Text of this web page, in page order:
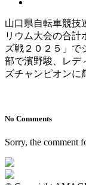
山口県自転車競技
リウム大会の合計
ズ戦２０２５」で
部で濱野駿、レデ
ズチャンピオンに
No Comments
Sorry, the comment